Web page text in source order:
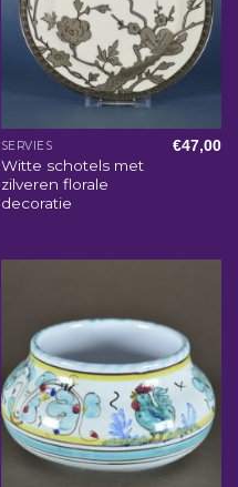
SERVIES
Witte schotels met
zilveren florale
decoratie
€47,00